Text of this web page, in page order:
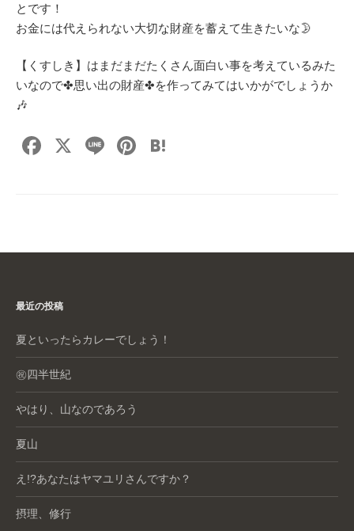
とです！
お金には代えられない大切な財産を蓄えて生きたいな🌛
【くすしき】はまだまだたくさん面白い事を考えているみた
いなので✤思い出の財産✤を作ってみてはいかがでしょうか
🎶
F
b
o
X
Li
Pi
st a
最近の投稿
夏といったらカレーでしょう！
㊗️四半世紀
やはり、山なのであろう
夏山
え!?あなたはヤマユリさんですか？
摂理、修行